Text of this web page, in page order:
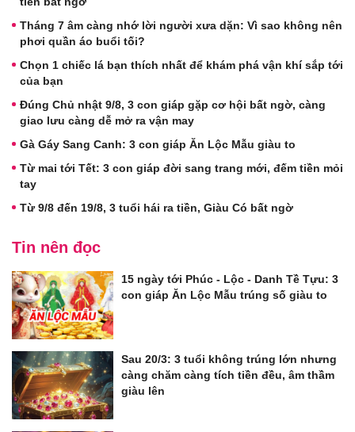
Tháng 7 âm càng nhớ lời người xưa dặn: Vì sao không nên
phơi quần áo buổi tối?
Chọn 1 chiếc lá bạn thích nhất để khám phá vận khí sắp tới
của bạn
Đúng Chủ nhật 9/8, 3 con giáp gặp cơ hội bất ngờ, càng
giao lưu càng dễ mở ra vận may
Gà Gáy Sang Canh: 3 con giáp Ăn Lộc Mẫu giàu to
Từ mai tới Tết: 3 con giáp đời sang trang mới, đếm tiền mỏi
tay
Từ 9/8 đến 19/8, 3 tuổi hái ra tiền, Giàu Có bất ngờ
Tin nên đọc
15 ngày tới Phúc - Lộc - Danh Tề Tựu: 3
con giáp Ăn Lộc Mẫu trúng số giàu to
Sau 20/3: 3 tuổi không trúng lớn nhưng
càng chăm càng tích tiền đều, âm thầm
giàu lên